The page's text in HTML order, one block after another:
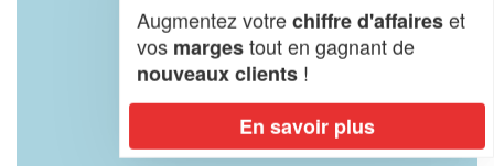
Augmentez votrechiffre d'affaireset
vos margestout en gagnant de
nouveaux clients !
En savoir plus